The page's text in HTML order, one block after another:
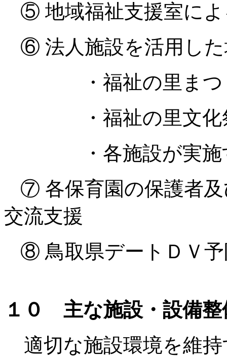
⑤ 地域福祉支援室に
⑥ 法人施設を活用し
・福祉の里まつ
・福祉の里文化
・各施設が実施す
⑦ 各保育園の保護者
交流支援
⑧ 鳥取県デートＤＶ
１０ 主な施設・設備整
適切な施設環境を維持